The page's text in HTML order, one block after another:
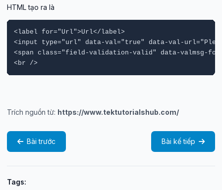
HTML tạo ra là
<label for="Url">Url</label>
<input type="url" data-val="true" data-val-
<span class="field-validation-valid" data-valmsg-
Trích nguồn từ: https://www.tektutorialshub.com/
Bài trước Bài kế tiếp
Tags: